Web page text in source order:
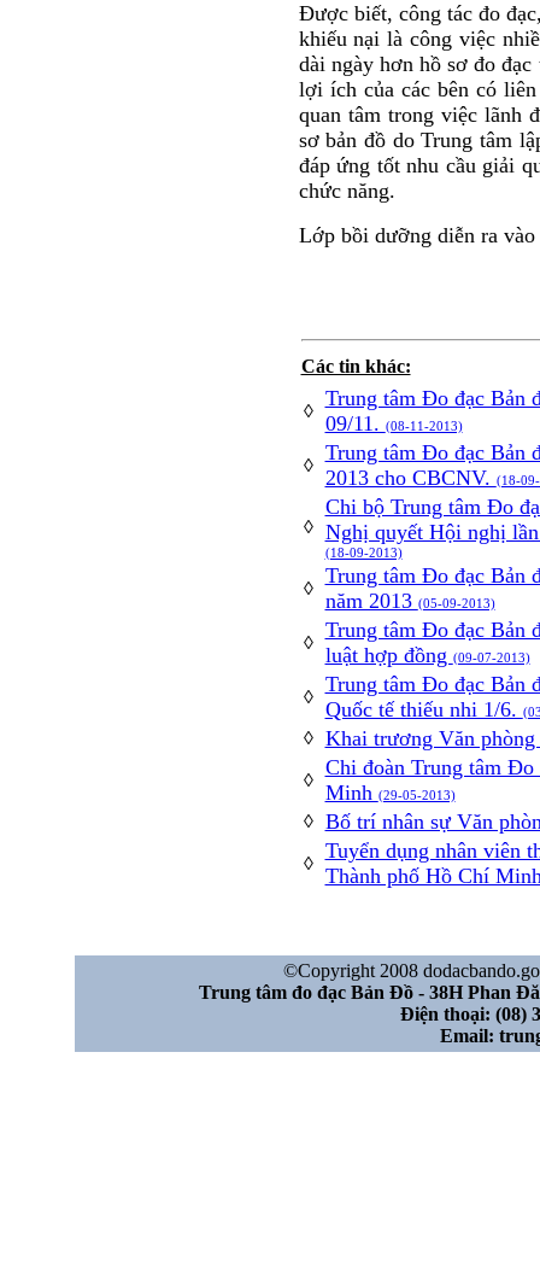
Được biết, công tác đo
khiếu nại là công việc
dài ngày hơn hồ sơ đo
lợi ích của các bên có
quan tâm trong việc lãnh
sơ bản đồ do Trung tâm
đáp ứng tốt nhu cầu giải
chức năng.
Lớp bồi dưỡng diễn ra
Các tin khác:
◊
Trung tâm Đo đạc Bản
09/11. (08-11-2013)
◊
Trung tâm Đo đạc Bản
2013 cho CBCNV. (18-
◊
Chi bộ Trung tâm Đo
Nghị quyết Hội nghị
(18-09-2013)
◊
Trung tâm Đo đạc Bản
năm 2013 (05-09-2013)
◊
Trung tâm Đo đạc Bản
luật hợp đồng (09-07-2013)
◊
Trung tâm Đo đạc Bản
Quốc tế thiếu nhi 1/6.
◊ Khai trương Văn
◊
Chi đoàn Trung tâm Đo
Minh (29-05-2013)
◊ Bố trí nhân sự Văn
◊
Tuyển dụng nhân viên
Thành phố Hồ Chí
©Copyright 2008
Trung tâm đo đạc Bản Đồ - 38H Phan
Điện thoại: (08)
Email: